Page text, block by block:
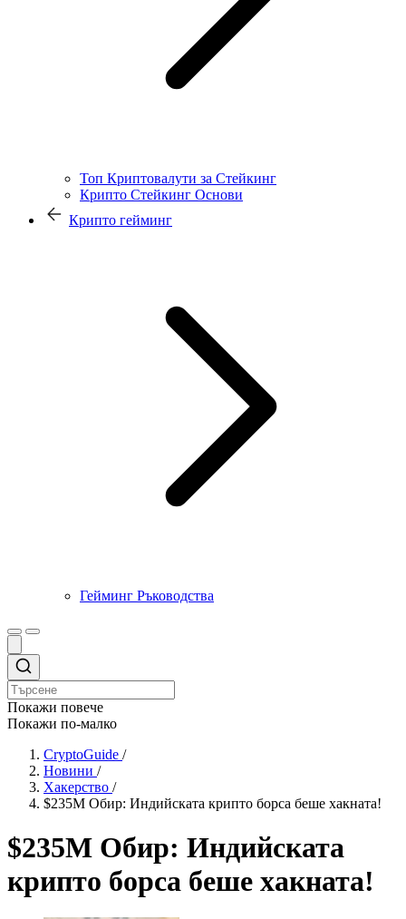
Топ Криптовалути за Стейкинг
Крипто Стейкинг Основи
Крипто гейминг
Гейминг Ръководства
Покажи повече
Покажи по-малко
CryptoGuide /
Новини /
Хакерство /
$235M Обир: Индийската крипто борса беше хакната!
$235M Обир: Индийската
крипто борса беше хакната!